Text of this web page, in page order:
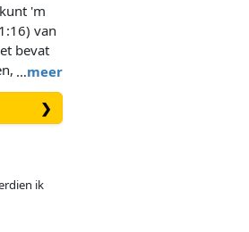
…meer
'm
van
bevat
te
eigen
❯
ik